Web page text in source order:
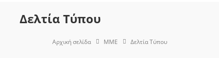
Δελτία Τύπου
Αρχική σελίδα MME Δελτία Τύπου